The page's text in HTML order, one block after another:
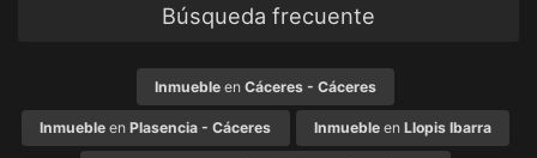
Búsqueda frecuente
Inmueble en Cáceres - Cáceres
Inmueble enPlasencia - Cáceres Inmuebleen Llopis Ibarra